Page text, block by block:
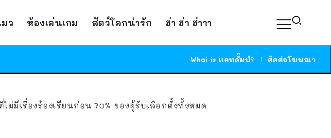
ว ห้องเล่นเกม สัตว์โลกน่ารัก ฮ่า ฮ่า ฮ่าาา
Whai is แคทดั๊มบ์? ติดต่อโฆษณา
ม่มีเรื่องร้องเรียนก่อน 70% ของผู้รับเลือกตั้งทั้งหมด